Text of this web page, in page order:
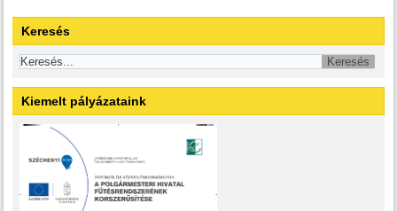
Keresés
Kiemelt pályázataink